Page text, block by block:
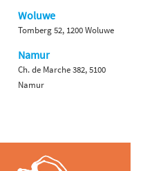
Woluwe
Tomberg 52, 1200 Woluwe
Namur
Ch. de Marche 382, 5100
Namur